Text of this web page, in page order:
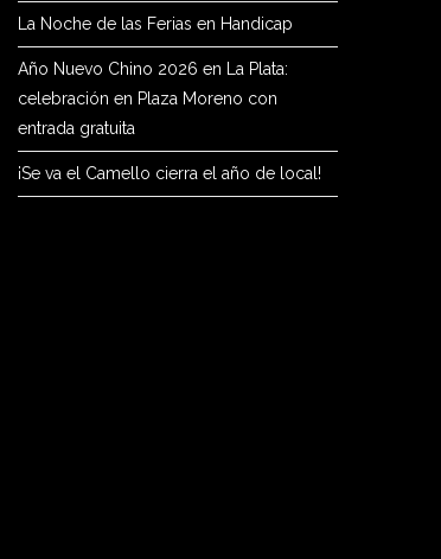
La Noche de las Ferias en Handicap
Año Nuevo Chino 2026 en La Plata:
celebración en Plaza Moreno con
entrada gratuita
¡Se va el Camello cierra el año de local!